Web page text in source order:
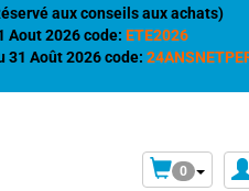
aux conseils aux achats)
Aout 2026 code: ETE2026
31 Août 2026 code:
0